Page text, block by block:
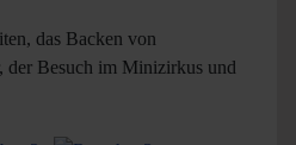
das Backen von
der Besuch im Minizirkus und